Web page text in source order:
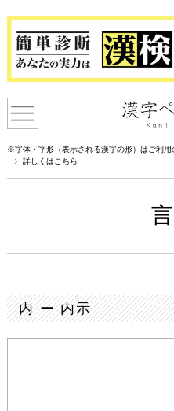
※字体・字形（表示される漢字の形）はご利用
詳しくはこちら
内 ー 内示